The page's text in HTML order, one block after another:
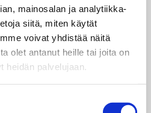
mainosalan ja analytiikka-
siitä, miten käytät
voivat yhdistää näitä
olet antanut heille tai joita on
heidän palvelujaan.